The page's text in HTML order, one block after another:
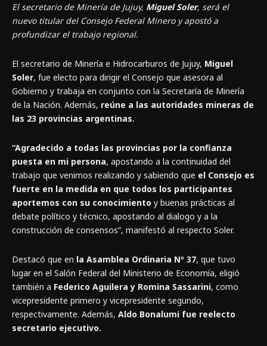
El secretario de Minería de Jujuy, Miguel Soler, será el
nuevo titular del Consejo Federal Minero y apostó a
profundizar el trabajo regional.
El secretario de Minería e Hidrocarburos de Jujuy, Miguel
Soler, fue electo para dirigir el Consejo que asesora al
Gobierno y trabaja en conjunto con la Secretaría de Minería
de la Nación. Además, reúne a las autoridades mineras de
las 23 provincias argentinas.
“Agradecido a todas las provincias por la confianza
puesta en mi persona, apostando a la continuidad del
trabajo que venimos realizando y sabiendo que el Consejo es
fuerte en la medida en que todos los participantes
aportemos con su conocimiento y buenas prácticas al
debate político y técnico, apostando al dialogo y a la
construcción de consensos”, manifestó al respecto Soler.
Destacó que en la Asamblea Ordinaria Nº 37, que tuvo
lugar en el Salón Federal del Ministerio de Economía, eligió
también a Federico Aguilera y Romina Sassarini, como
vicepresidente primero y vicepresidente segundo,
respectivamente. Además, Aldo Bonalumi fue reelecto
secretario ejecutivo.